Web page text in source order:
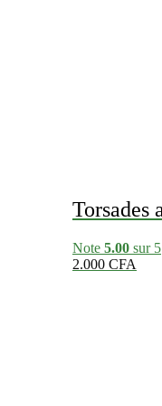
Torsades
Note 5.00 sur 5
2.000 CFA